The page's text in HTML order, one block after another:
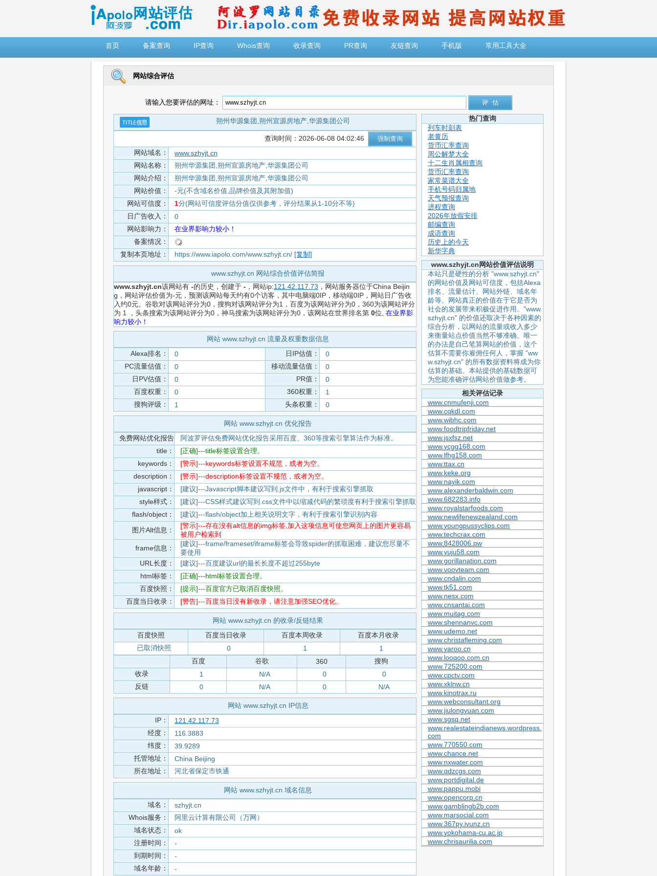
首页
备案查询 IP查询 Whois查询 收录查询 PR查询 友链查询 手机版 常用工具大全
网站综合评估
请输入您要评估的网址：
朔州华源集团,朔州宣源房地产,华源集团公司
查询时间：2026-06-08 04:02:46
网站域名：
www.szhyjt.cn
网站名称：
朔州华源集团,朔州宣源房地产,华源集团公司
网站介绍：
朔州华源集团,朔州宣源房地产,华源集团公司
网站价值：
-元(不含域名价值,品牌价值及其附加值)
网站可信度：
1分(网站可信度评估分值仅供参考，评分结果从1-10分不等)
日广告收入：
0
网站影响力：
在业界影响力较小！
备案情况：
复制本页地址：
https://www.iapolo.com/www.szhyjt.cn/ [复制]
www.szhyjt.cn 网站综合价值评估简报
www.szhyjt.cn该网站有 -的历史，创建于 - ，网站ip:121.42.117.73 ，网站服务器位于China Beijin
g，网站评估价值为-元，预测该网站每天约有0个访客，其中电脑端0IP，移动端0IP，网站日广告收
入约0元。谷歌对该网站评分为0，搜狗对该网站评分为1，百度为该网站评分为0，360为该网站评分
为 1 ，头条搜索为该网站评分为0，神马搜索为该网站评分为0，该网站在世界排名第 0位, 在业界影
响力较小！
网站 www.szhyjt.cn 流量及权重数据信息
Alexa排名：
0 日IP估值：
0
PC流量估值：
0 移动流量估值：
0
日PV估值：
0 PR值：
0
百度权重：
0 360权重：
1
搜狗评级：
1 头条权重： 0
网站 www.szhyjt.cn 优化报告
免费网站优化报告
阿波罗评估免费网站优化报告采用百度、360等搜索引擎算法作为标准。
title：
[正确]---title标签设置合理。
keywords：
[警示]---keywords标签设置不规范，或者为空。
description：
[警示]---description标签设置不规范，或者为空。
javascript：
[建议]---Javascript脚本建议写到.js文件中，有利于搜索引擎抓取
style样式：
[建议]---CSS样式建议写到.css文件中以缩减代码的繁琐度有利于搜索引擎抓取
flash/object：
[建议]---flash/object加上相关说明文字，有利于搜索引擎识别内容
图片Alt信息：
[警示]---存在没有alt信息的img标签,加入这项信息可使您网页上的图片更容易
被用户检索到
frame信息：
[建议]---frame/frameset/iframe标签会导致spider的抓取困难，建议您尽量不
要使用
URL长度：
[建议]---百度建议url的最长长度不超过255byte
html标签：
[正确]---html标签设置合理。
百度快照：
[提示]---百度官方已取消百度快照。
百度当日收录：
[警告]---百度当日没有新收录，请注意加强SEO优化。
网站 www.szhyjt.cn 的收录/反链结果
百度快照
百度当日收录 百度本周收录
百度本月收录
已取消快照
0 1
1
百度
谷歌 360
搜狗
收录
1 N/A 0
0
反链
0 N/A 0 N/A
网站 www.szhyjt.cn IP信息
IP：
121.42.117.73
经度：
116.3883
纬度：
39.9289
托管地址：
China Beijing
所在地址：
河北省保定市铁通
网站 www.szhyjt.cn 域名信息
域名：
szhyjt.cn
Whois服务：
阿里云计算有限公司（万网）
域名状态：
ok
注册时间：
-
到期时间：
-
域名年龄：
-
热门查询
列车时刻表
老黄历
货币汇率查询
周公解梦大全
十二生肖属相查询
货币汇率查询
家常菜谱大全
手机号码归属地
天气预报查询
进程查询
2026年放假安排
邮编查询
成语查询
历史上的今天
新华字典
www.szhyjt.cn网站价值评估说明
本站只是硬性的分析 "www.szhyjt.cn"
的网站价值及网站可信度，包括Alexa
排名、流量估计、网站外链、域名年
龄等。网站真正的价值在于它是否为
社会的发展带来积极促进作用。"www.
szhyjt.cn" 的价值还取决于各种因素的
综合分析，以网站的流量或收入多少
来衡量站点价值当然不够准确。唯一
的办法是自己笔算网站的价值，这个
估算不需要你雇佣任何人，掌握 "ww
w.szhyjt.cn" 的所有数据资料将成为你
估算的基础。本站提供的基础数据可
为您能准确评估网站价值做参考。
相关评估记录
www.cnmufenji.com
www.cqkdl.com
www.wibhc.com
www.foodtripfriday.net
www.jsxfsz.net
www.ycgg168.com
www.lfhg158.com
www.ttax.cn
www.keke.org
www.nayik.com
www.alexanderbaldwin.com
www.682283.info
www.royalstarfoods.com
www.newlifenewzealand.com
www.youngpussyclips.com
www.techcrax.com
www.8428006.pw
www.yuju58.com
www.gorillanation.com
www.voovteam.com
www.cndalin.com
www.tk51.com
www.nesx.com
www.cnsantai.com
www.muitag.com
www.shennanvc.com
www.udemo.net
www.christafleming.com
www.yaroo.cn
www.looqoo.com.cn
www.725200.com
www.cpctv.com
www.xklnw.cn
www.kinotrax.ru
www.webconsultant.org
www.jiulongyuan.com
www.sgsq.net
www.realestateindianews.wordpress.
com
www.770550.com
www.chance.net
www.nxwater.com
www.qdzcgs.com
www.portdigital.de
www.pappu.mobi
www.opencorp.cn
www.gamblingb2b.com
www.marsocial.com
www.367py.ivunz.cn
www.yokohama-cu.ac.jp
www.chrisaurilia.com